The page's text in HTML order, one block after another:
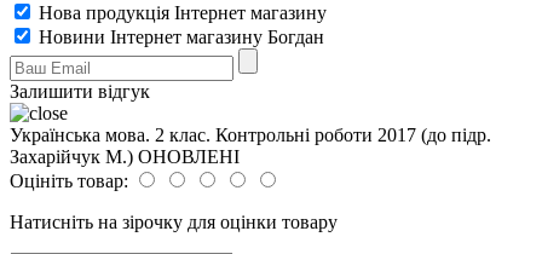
Нова продукція Інтернет магазину
Новини Інтернет магазину Богдан
Залишити відгук
Українська мова. 2 клас. Контрольні роботи 2017 (до підр.
Захарійчук М.) ОНОВЛЕНІ
Оцініть товар:
Натисніть на зірочку для оцінки товару